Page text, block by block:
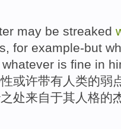
may be streaked
for example-but
whatever is fine in
或许带有人类的弱
处来自于其人格的